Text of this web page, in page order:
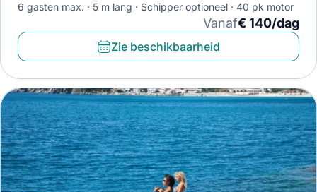
6 gasten max. 5 m lang Schipper optioneel 40 pk motor
Vanaf€ 140/dag
Zie beschikbaarheid